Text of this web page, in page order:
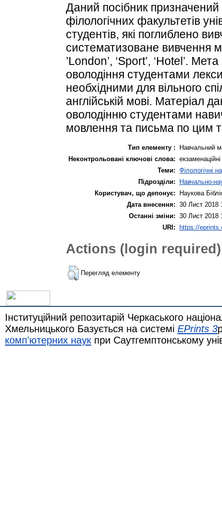
Даний посібник призначений
філологічних факультетів
студентів, які поглиблено
систематизоване вивчення
’London’, ‘Sport’, ‘Hotel’.
оволодіння студентами
необхідними для вільного
англійській мові. Матеріал
оволодінню студентами
мовлення та письма по цим
Тип елементу :
Навчальний
Неконтрольовані ключові слова:
Теми: Філологічні
Підрозділи:
Навчально-
Користувач, що депонує:
Наукова
Дата внесення: 30 Лист 2018
Останні зміни: 30 Лист 2018
URI: https://
Actions (login required)
Перегляд елементу
Інституційний репозитарій Черкаського
Хмельницького Базується на системі EPrints 3
комп'ютерних наук при Саутгемптонському